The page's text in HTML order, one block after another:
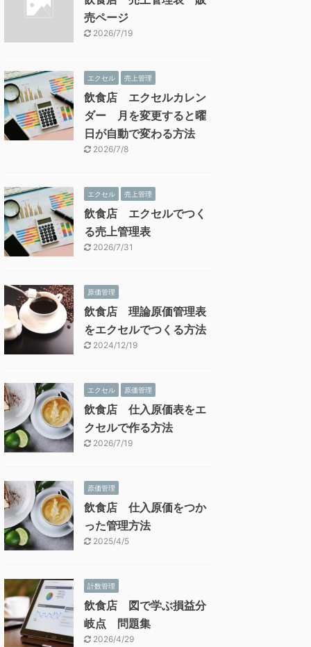
売ページ
2026/7/19
エクセル 売上管理
飲食店 エクセルカレン
ダー 月を変更すると曜
日が自動で変わる方法
2026/7/8
エクセル 売上管理
飲食店 エクセルでつく
る売上管理表
2026/7/31
原価管理
飲食店 理論原価管理表
をエクセルでつくる方法
2024/12/19
エクセル 原価管理
飲食店 仕入原価表をエ
クセルで作る方法
2026/7/19
原価管理
飲食店 仕入原価をつか
った管理方法
2025/4/5
計数管理
飲食店 図で学ぶ損益分
岐点 問題集
2026/4/29